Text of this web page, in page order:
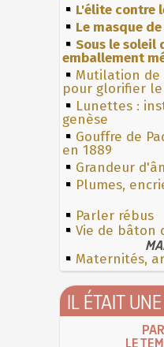
L'élite contre
Le masque
Sous le soleil
emballement
Mutilation de
pour glorifier
Lunettes :
genèse
Gouffre de
en 1889
Grandeur
Plumes,
Parler rébus
Vie de bâton
Maternités,
IL ÉTAIT
LE